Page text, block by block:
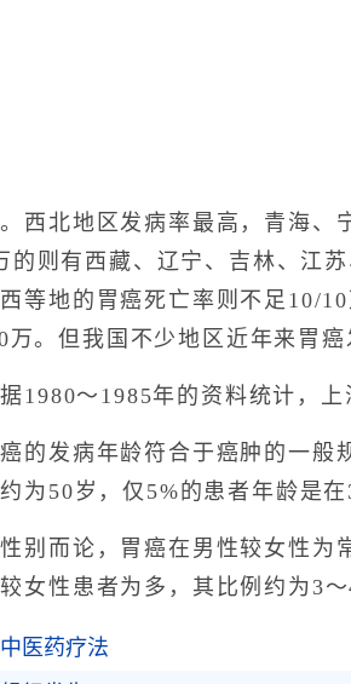
西北地区发病率最高，青海、
的则有西藏、辽宁、吉林、江
等地的胃癌死亡率则不足10/
万。但我国不少地区近年来胃
～1985年的资料统计，上
发病年龄符合于癌肿的一般规
为50岁，仅5%的患者年龄是在
而论，胃癌在男性较女性为常
女性患者为多，其比例约为3
医药疗法